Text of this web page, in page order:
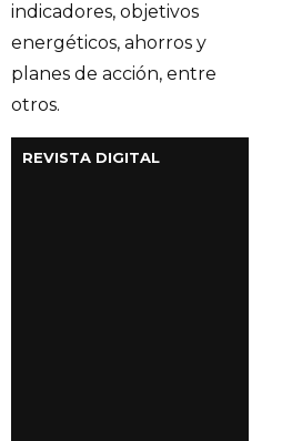
indicadores, objetivos
energéticos, ahorros y
planes de acción, entre
otros.
REVISTA DIGITAL